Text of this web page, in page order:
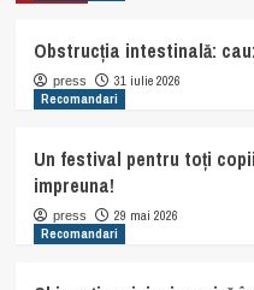
Obstrucția intestinală:
press
31 iulie 2026
Recomandari
Un festival pentru toți
impreuna!
press
29 mai 2026
Recomandari